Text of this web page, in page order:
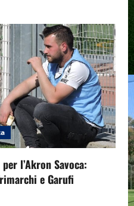
l’Akron Savoca:
e Garufi